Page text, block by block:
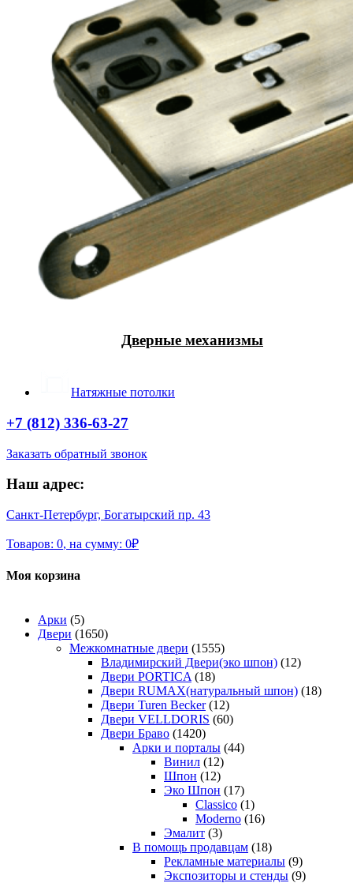
Дверные механизмы
Натяжные потолки
+7 (812) 336-63-27
Заказать обратный звонок
Наш адрес:
Санкт-Петербург, Богатырский пр. 43
Товаров: 0, на сумму: 0₽
Моя корзина
Арки (5)
Двери (1650)
Межкомнатные двери (1555)
Владимирский Двери(эко шпон) (12)
Двери PORTICA (18)
Двери RUMAX(натуральный шпон) (18)
Двери Turen Becker (12)
Двери VELLDORIS (60)
Двери Браво (1420)
Арки и порталы (44)
Винил (12)
Шпон (12)
Эко Шпон (17)
Classico (1)
Moderno (16)
Эмалит (3)
В помощь продавцам (18)
Рекламные материалы (9)
Экспозиторы и стенды (9)